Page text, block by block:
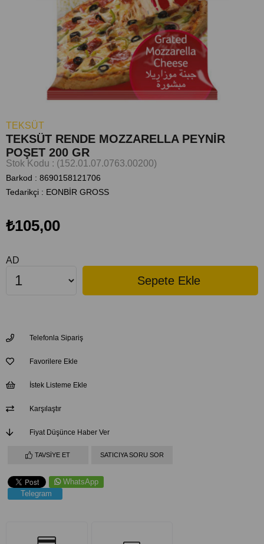
TEKSÜT
TEKSÜT RENDE MOZZARELLA PEYNİR
POŞET 200 GR
Stok Kodu (152.01.07.0763.00200)
Barkod : 8690158121706
Tedarikçi : EONBİR GROSS
₺105,00
AD
Telefonla Sipariş
Favorilere Ekle
İstek Listeme Ekle
Karşılaştır
Fiyat Düşünce Haber Ver
TAVSIYE ET SATICIYA SORU SOR
WhatsApp
Telegram